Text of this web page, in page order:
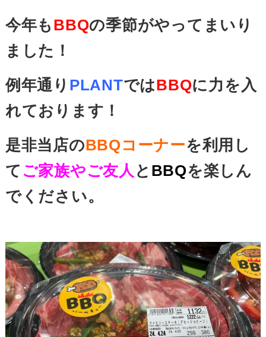
今年も BBQの季節がやってまいり
ました！
例年通り PLANTではBBQに力を入
れております！
是非当店のBBQコーナーを利用し
て ご家族やご友人 と BBQを楽しん
でください。